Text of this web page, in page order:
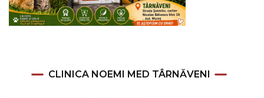
CLINICA NOEMI MED TÂRNĂVENI